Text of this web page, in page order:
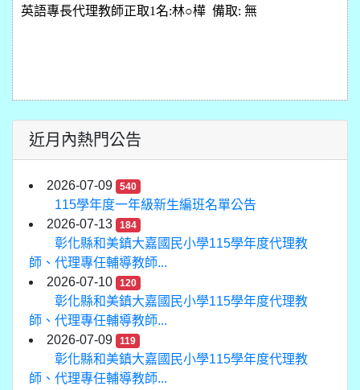
英語專長代理教師正取1名:林○樺 備取: 無
近月內熱門公告
2026-07-09 540
115學年度一年級新生編班名單公告
2026-07-13
184
彰化縣和美鎮大嘉國民小學115學年度代理教
師、代理專任輔導教師...
2026-07-10
120
彰化縣和美鎮大嘉國民小學115學年度代理教
師、代理專任輔導教師...
2026-07-09
119
彰化縣和美鎮大嘉國民小學115學年度代理教
師、代理專任輔導教師...